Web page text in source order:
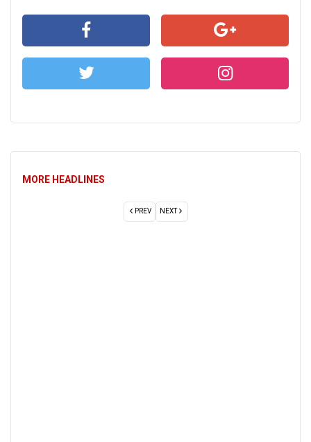
MORE HEADLINES
PREV NEXT